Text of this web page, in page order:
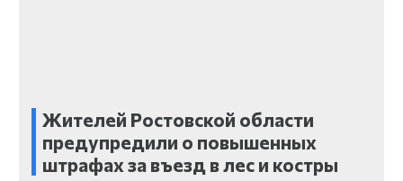
Жителей Ростовской области
предупредили о повышенных
штрафах за въезд в лес и костры